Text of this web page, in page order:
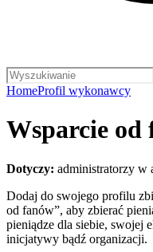
HomeProfil wykonawcy
Wsparcie od
Dotyczy: administratorzy w
Dodaj do swojego profilu
od fanów”, aby zbierać
pieniądze dla siebie, swojej
inicjatywy bądź organizacji.